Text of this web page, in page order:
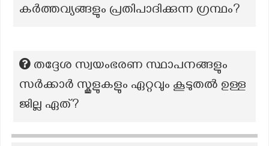
കർത്തവ്യങ്ങളും പ്രതിപാദിക്കുന്ന ഗ്രന്ഥം?
തദ്ദേശ സ്വയംഭരണ സ്ഥാപനങ്ങളും
സർക്കാർ സ്കൂളുകളും ഏറ്റവും കൂടുതൽ ഉള്ള
ജില്ല ഏത്?